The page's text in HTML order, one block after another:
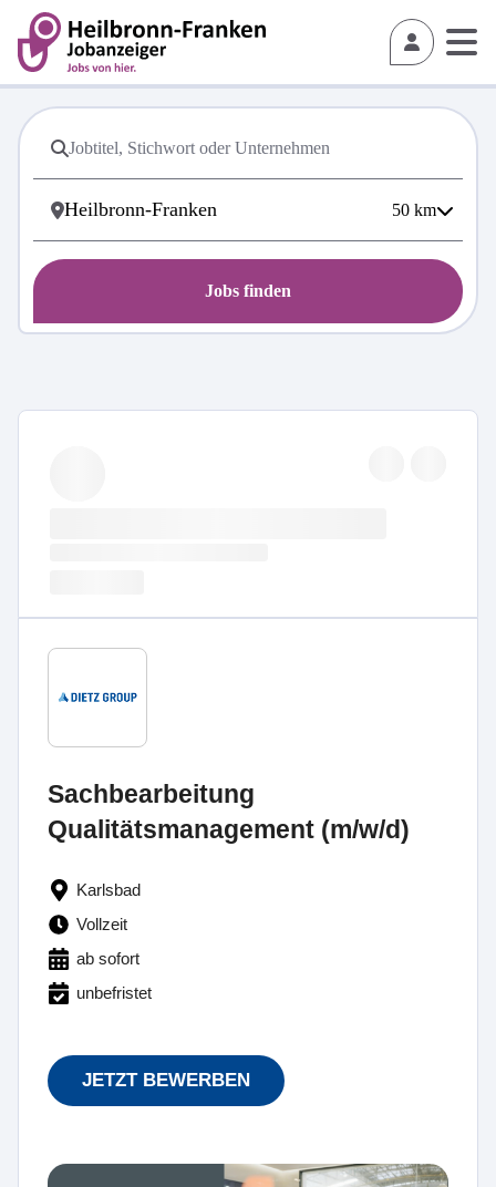
50 km
Jobs finden